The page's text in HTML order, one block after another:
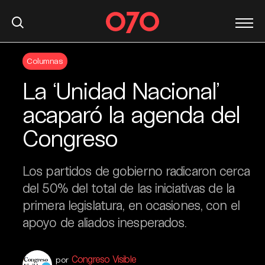
Columnas
La ‘Unidad Nacional’
acaparó la agenda del
Congreso
Los partidos de gobierno radicaron cerca
del 50% del total de las iniciativas de la
primera legislatura, en ocasiones, con el
apoyo de aliados inesperados.
por Congreso Visible